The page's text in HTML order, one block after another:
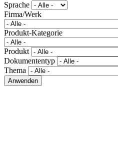
Sprache
Firma/Werk
Produkt-Kategorie
Produkt
Dokumententyp
Thema